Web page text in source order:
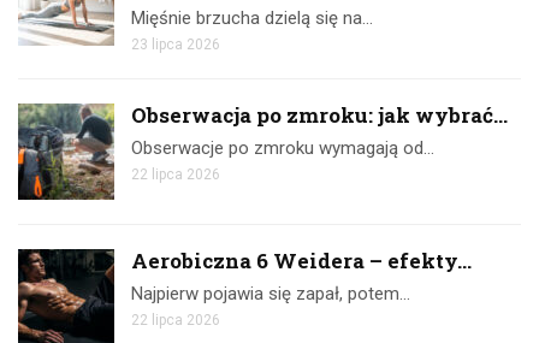
Mięśnie brzucha dzielą się na…
23 lipca 2026
Obserwacja po zmroku: jak wybrać...
Obserwacje po zmroku wymagają od…
22 lipca 2026
Aerobiczna 6 Weidera – efekty...
Najpierw pojawia się zapał, potem…
22 lipca 2026